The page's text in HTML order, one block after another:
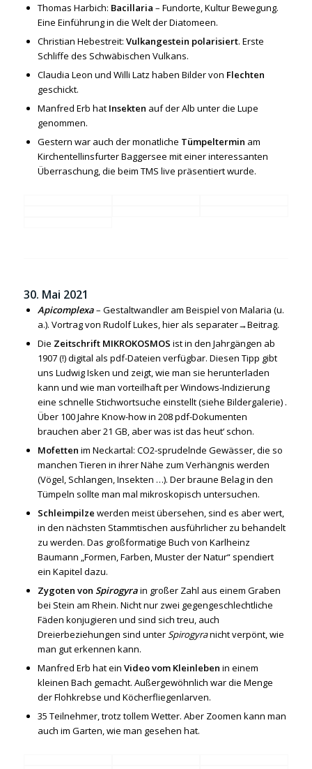
Thomas Harbich: Bacillaria – Fundorte, Kultur Bewegung.
Eine Einführung in die Welt der Diatomeen.
Christian Hebestreit: Vulkangestein polarisiert. Erste
Schliffe des Schwäbischen Vulkans.
Claudia Leon und Willi Latz haben Bilder von Flechten
geschickt.
Manfred Erb hat Insekten auf der Alb unter die Lupe
genommen.
Gestern war auch der monatliche Tümpeltermin am
Kirchentellinsfurter Baggersee mit einer interessanten
Überraschung, die beim TMS live präsentiert wurde.
30. Mai 2021
Apicomplexa– Gestaltwandler am Beispiel von Malaria (u.
a.). Vortrag von Rudolf Lukes, hier als separater→Beitrag.
Die Zeitschrift MIKROKOSMOS ist in den Jahrgängen ab
1907 (!) digital als pdf-Dateien verfügbar. Diesen Tipp gibt
uns Ludwig Isken und zeigt, wie man sie herunterladen
kann und wie man vorteilhaft per Windows-Indizierung
eine schnelle Stichwortsuche einstellt (siehe Bildergalerie) .
Über 100 Jahre Know-how in 208 pdf-Dokumenten
brauchen aber 21 GB, aber was ist das heut‘ schon.
Mofetten im Neckartal: CO2-sprudelnde Gewässer, die so
manchen Tieren in ihrer Nähe zum Verhängnis werden
(Vögel, Schlangen, Insekten …). Der braune Belag in den
Tümpeln sollte man mal mikroskopisch untersuchen.
Schleimpilze werden meist übersehen, sind es aber wert,
in den nächsten Stammtischen ausführlicher zu behandelt
zu werden. Das großformatige Buch von Karlheinz
Baumann „Formen, Farben, Muster der Natur“ spendiert
ein Kapitel dazu.
Zygoten von Spirogyrain großer Zahl aus einem Graben
bei Stein am Rhein. Nicht nur zwei gegengeschlechtliche
Fäden konjugieren und sind sich treu, auch
Dreierbeziehungen sind unterSpirogyranicht verpönt, wie
man gut erkennen kann.
Manfred Erb hat ein Video vom Kleinleben in einem
kleinen Bach gemacht. Außergewöhnlich war die Menge
der Flohkrebse und Köcherfliegenlarven.
35 Teilnehmer, trotz tollem Wetter. Aber Zoomen kann man
auch im Garten, wie man gesehen hat.